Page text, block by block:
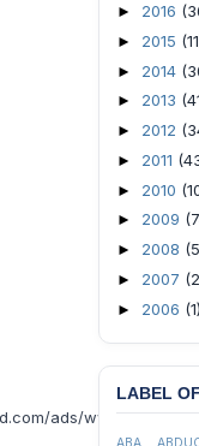
ads/www/
► 2016
► 2015
► 2014
► 2013
► 2012
► 2011
► 2010
► 2009
► 2008
► 2007
► 2006 (1)
LABEL